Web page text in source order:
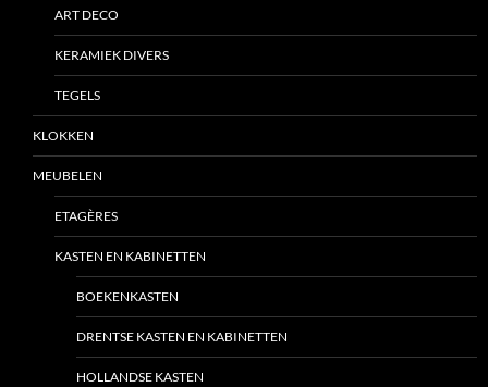
ART DECO
KERAMIEK DIVERS
TEGELS
KLOKKEN
MEUBELEN
ETAGÈRES
KASTEN EN KABINETTEN
BOEKENKASTEN
DRENTSE KASTEN EN KABINETTEN
HOLLANDSE KASTEN